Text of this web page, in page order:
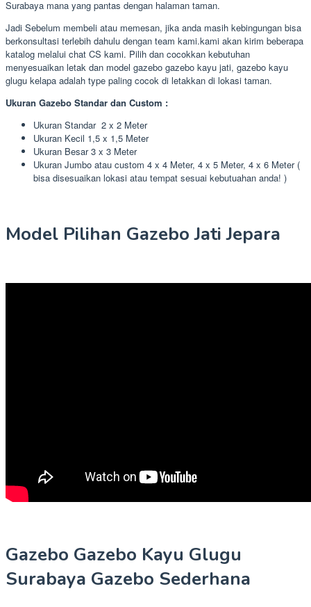
Surabaya mana yang pantas dengan halaman taman.
Jadi Sebelum membeli atau memesan, jika anda masih kebingungan bisa
berkonsultasi terlebih dahulu dengan team kami.kami akan kirim beberapa
katalog melalui chat CS kami. Pilih dan cocokkan kebutuhan
menyesuaikan letak dan model gazebo gazebo kayu jati, gazebo kayu
glugu kelapa adalah type paling cocok di letakkan di lokasi taman.
Ukuran Gazebo Standar dan Custom :
Ukuran Standar 2 x 2 Meter
Ukuran Kecil 1,5 x 1,5 Meter
Ukuran Besar 3 x 3 Meter
Ukuran Jumbo atau custom 4 x 4 Meter, 4 x 5 Meter, 4 x 6 Meter (
bisa disesuaikan lokasi atau tempat sesuai kebutuahan anda! )
Model Pilihan Gazebo Jati Jepara
Gazebo Gazebo Kayu Glugu
Surabaya Gazebo Sederhana